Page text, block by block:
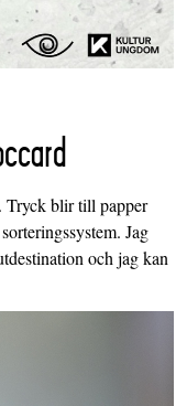
Tryck blir till papper
Jag
och jag kan